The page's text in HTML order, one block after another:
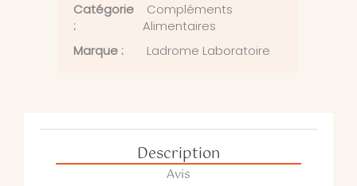
Catégorie
:
Compléments
Alimentaires
Marque :
Ladrome Laboratoire
Description
Avis